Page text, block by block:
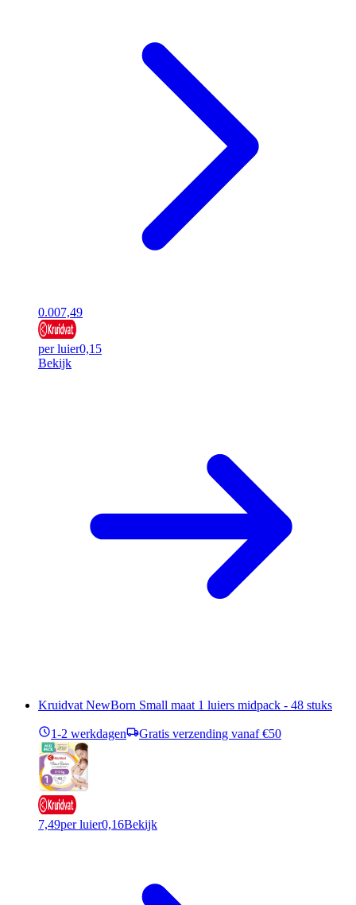
0.007,49
per luier0,15
Bekijk
Kruidvat NewBorn Small maat 1 luiers midpack - 48 stuks
1-2 werkdagen Gratis verzending vanaf €50
7,49per luier0,16Bekijk